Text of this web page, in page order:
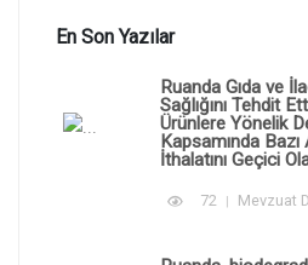
En Son Yazılar
Ruanda Gıda ve
Sağlığını Tehdit
Ürünlere Yönelik
Kapsamında
İthalatını Geçici
72 Mevzuat